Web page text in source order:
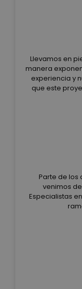
Llevamos en
manera
experiencia y
que este
Parte de los
venimos
Especialistas